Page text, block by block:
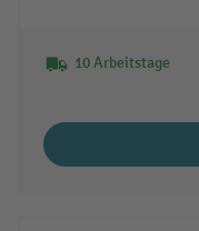
10 Arbeitstage